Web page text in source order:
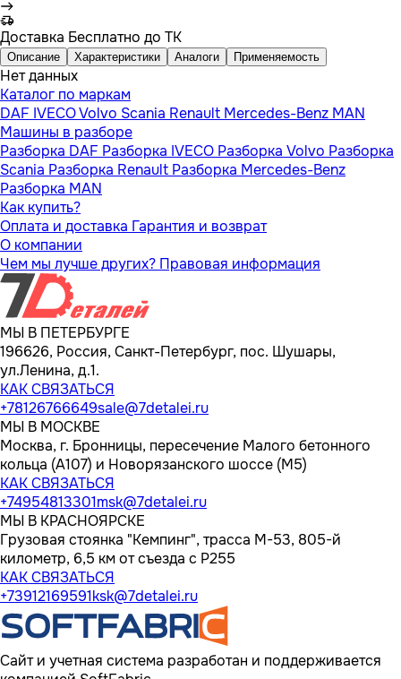
Доставка Бесплатно до ТК
Описание Характеристики Аналоги Применяемость
Нет данных
Каталог по маркам
DAF IVECOVolvo Scania Renault Mercedes-Benz MAN
Машины в разборе
Разборка DAF Разборка IVECO Разборка Volvo Разборка
Scania Разборка Renault Разборка Mercedes-Benz
Разборка MAN
Как купить?
Оплата и доставка Гарантия и возврат
О компании
Чем мы лучше других? Правовая информация
МЫ В ПЕТЕРБУРГЕ
196626, Россия, Санкт-Петербург, пос. Шушары,
ул.Ленина, д.1.
КАК СВЯЗАТЬСЯ
+78126766649sale@7detalei.ru
МЫ В МОСКВЕ
Москва, г. Бронницы, пересечение Малого бетонного
кольца (А107) и Новорязанского шоссе (М5)
КАК СВЯЗАТЬСЯ
+74954813301msk@7detalei.ru
МЫ В КРАСНОЯРСКЕ
Грузовая стоянка "Кемпинг", трасса M-53, 805-й
километр, 6,5 км от съезда с Р255
КАК СВЯЗАТЬСЯ
+73912169591ksk@7detalei.ru
Сайт и учетная система разработан и поддерживается